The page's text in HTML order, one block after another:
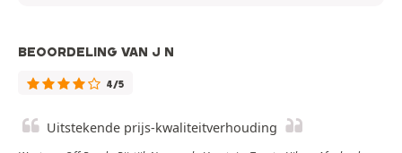
BEOORDELING VAN J N
4/5
Uitstekende prijs-kwaliteitverhouding